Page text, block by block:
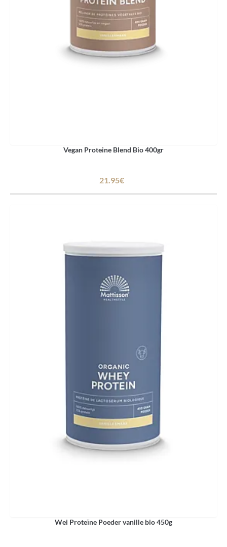
Vegan Proteine Blend Bio 400gr
21.95€
Wei Proteïne Poeder vanille bio 450g